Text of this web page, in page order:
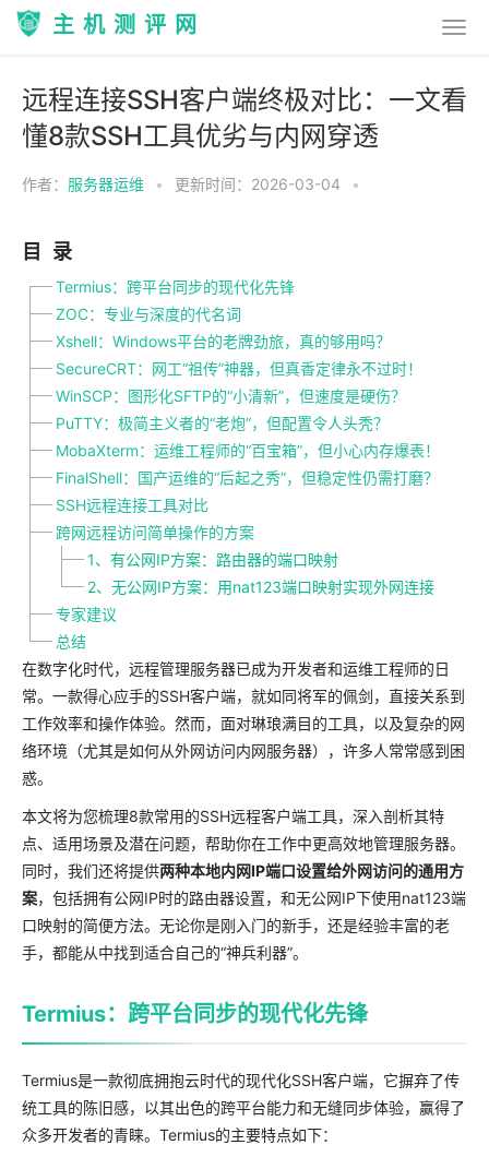
主机测评网
远程连接SSH客户端终极对比：一文看
懂8款SSH工具优劣与内网穿透
作者： 服务器运维 • 更新时间：2026-03-04 •
目录
Termius：跨平台同步的现代化先锋
ZOC：专业与深度的代名词
Xshell：Windows平台的老牌劲旅，真的够用吗？
SecureCRT：网工“祖传”神器，但真香定律永不过时！
WinSCP：图形化SFTP的“小清新”，但速度是硬伤？
PuTTY：极简主义者的“老炮”，但配置令人头秃？
MobaXterm：运维工程师的“百宝箱”，但小心内存爆表！
FinalShell：国产运维的“后起之秀”，但稳定性仍需打磨？
SSH远程连接工具对比
跨网远程访问简单操作的方案
1、有公网IP方案：路由器的端口映射
2、无公网IP方案：用nat123端口映射实现外网连接
专家建议
总结
在数字化时代，远程管理服务器已成为开发者和运维工程师的日
常。一款得心应手的SSH客户端，就如同将军的佩剑，直接关系到
工作效率和操作体验。然而，面对琳琅满目的工具，以及复杂的网
络环境（尤其是如何从外网访问内网服务器），许多人常常感到困
惑。
本文将为您梳理8款常用的SSH远程客户端工具，深入剖析其特
点、适用场景及潜在问题，帮助你在工作中更高效地管理服务器。
同时，我们还将提供两种本地内网IP端口设置给外网访问的通用方
案，包括拥有公网IP时的路由器设置，和无公网IP下使用nat123端
口映射的简便方法。无论你是刚入门的新手，还是经验丰富的老
手，都能从中找到适合自己的“神兵利器”。
Termius：跨平台同步的现代化先锋
Termius是一款彻底拥抱云时代的现代化SSH客户端，它摒弃了传
统工具的陈旧感，以其出色的跨平台能力和无缝同步体验，赢得了
众多开发者的青睐。Termius的主要特点如下：